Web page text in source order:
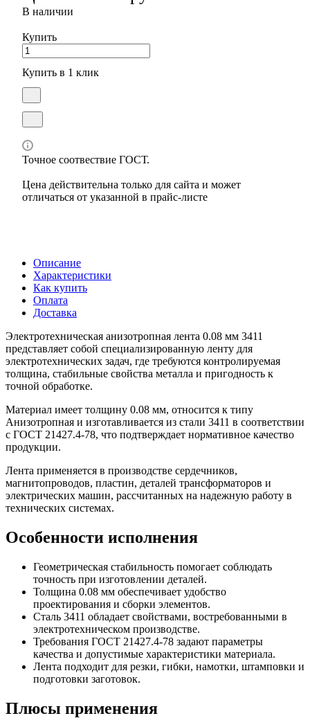
В наличии
Купить
Купить в 1 клик
Точное соотвествие ГОСТ.
Цена действительна только для сайта и может
отличаться от указанной в прайс-листе
Описание
Характеристики
Как купить
Оплата
Доставка
Электротехническая анизотропная лента 0.08 мм 3411
представляет собой специализированную ленту для
электротехнических задач, где требуются контролируемая
толщина, стабильные свойства металла и пригодность к
точной обработке.
Материал имеет толщину 0.08 мм, относится к типу
Анизотропная и изготавливается из стали 3411 в соответствии
с ГОСТ 21427.4-78, что подтверждает нормативное качество
продукции.
Лента применяется в производстве сердечников,
магнитопроводов, пластин, деталей трансформаторов и
электрических машин, рассчитанных на надежную работу в
технических системах.
Особенности исполнения
Геометрическая стабильность помогает соблюдать
точность при изготовлении деталей.
Толщина 0.08 мм обеспечивает удобство
проектирования и сборки элементов.
Сталь 3411 обладает свойствами, востребованными в
электротехническом производстве.
Требования ГОСТ 21427.4-78 задают параметры
качества и допустимые характеристики материала.
Лента подходит для резки, гибки, намотки, штамповки и
подготовки заготовок.
Плюсы применения